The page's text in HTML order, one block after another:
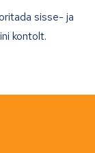
sisse- ja
kontolt.